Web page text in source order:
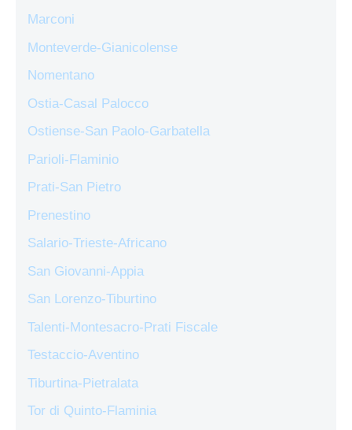
Marconi
Monteverde-Gianicolense
Nomentano
Ostia-Casal Palocco
Ostiense-San Paolo-Garbatella
Parioli-Flaminio
Prati-San Pietro
Prenestino
Salario-Trieste-Africano
San Giovanni-Appia
San Lorenzo-Tiburtino
Talenti-Montesacro-Prati Fiscale
Testaccio-Aventino
Tiburtina-Pietralata
Tor di Quinto-Flaminia